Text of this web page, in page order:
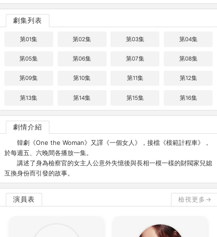
劇集列表
第01集 第02集 第03集 第04集
第05集 第06集 第07集 第08集
第09集 第10集 第11集 第12集
第13集 第14集 第15集 第16集
劇情介紹
韓劇《One the Woman》又譯《一個女人》，接檔《模範計程車》，
於每週五、六晚間各播放一集。
講述了身為檢察官的女主人公意外失憶後與長相一模一樣的財閥家兒媳
互換身份而引發的故事。
演員表 檢視更多→